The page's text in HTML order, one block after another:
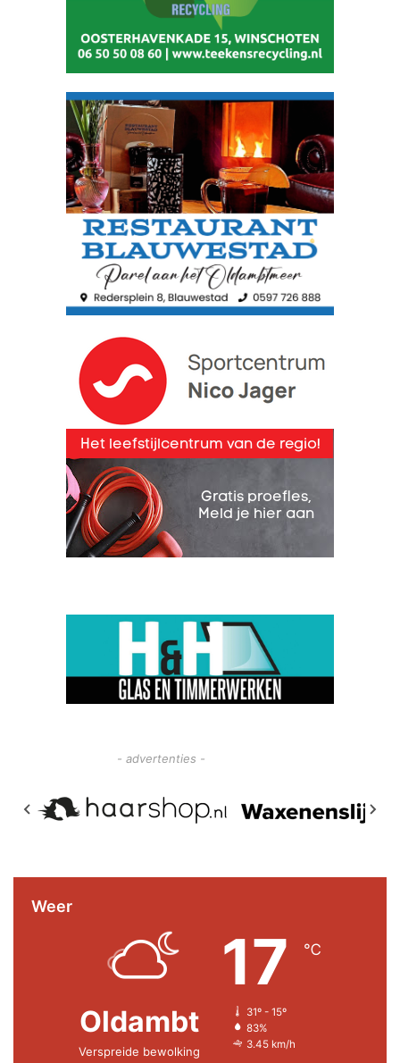
- advertenties -
Weer
Oldambt
Verspreide bewolking
17 ℃
31º - 15º
83%
3.45 km/h